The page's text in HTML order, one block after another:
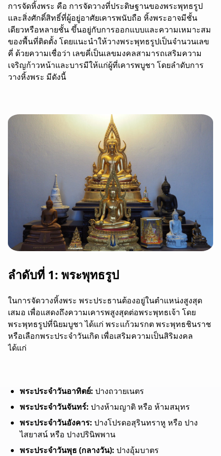
การจัดหิ้งพระ คือ การจัดวางที่ประดิษฐานของพระพุทธรูป
และสิ่งศักดิ์สิทธิ์ที่ผู้อยู่อาศัยเคารพนับถือ หิ้งพระอาจมีชั้น
เดียวหรือหลายชั้น ขึ้นอยู่กับการออกแบบและความเหมาะสม
ของพื้นที่ติดตั้ง โดยแนะนำให้วางพระพุทธรูปเป็นจำนวนเลข
คี่ ด้วยความเชื่อว่า เลขคี่เป็นเลขมงคลสามารถเสริมความ
เจริญก้าวหน้าและบารมีให้แก่ผู้ที่เคารพบูชา โดยลำดับการ
วางหิ้งพระ มีดังนี้
ลำดับที่ 1: พระพุทธรูป
ในการจัดวางหิ้งพระ พระประธานต้องอยู่ในตำแหน่งสูงสุด
เสมอ เพื่อแสดงถึงความเคารพสูงสุดต่อพระพุทธเจ้า โดย
พระพุทธรูปที่นิยมบูชา ได้แก่ พระแก้วมรกต พระพุทธชินราช
หรือเลือกพระประจำวันเกิด เพื่อเสริมความเป็นสิริมงคล
ได้แก่
พระประจำวันอาทิตย์: ปางถวายเนตร
พระประจำวันจันทร์: ปางห้ามญาติ หรือ ห้ามสมุทร
พระประจำวันอังคาร: ปางโปรดอสุรินทราหู หรือ ปาง
ไสยาสน์ หรือ ปางปรินิพพาน
พระประจำวันพุธ (กลางวัน): ปางอุ้มบาตร